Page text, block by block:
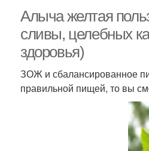
Алыча желтая
сливы, целебных
здоровья)
ЗОЖ и сбалансированное
правильной пищей, то вы